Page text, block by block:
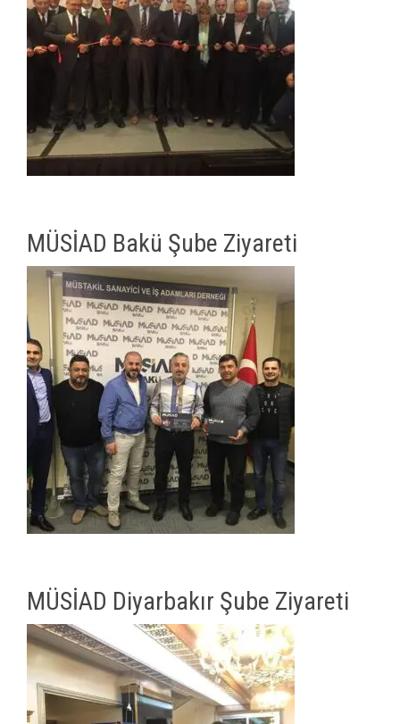
MÜSİAD Bakü Şube Ziyareti
MÜSİAD Diyarbakır Şube Ziyareti